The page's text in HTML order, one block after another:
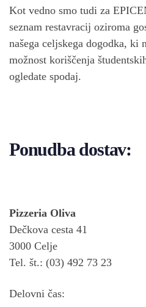
Kot vedno smo tudi za
seznam restavracij oziroma
našega celjskega dogodka, ki
možnost koriščenja
ogledate spodaj.
Ponudba dostav:
Pizzeria Oliva
Dečkova cesta 41
3000 Celje
Tel. št.: (03) 492 73 23
Delovni čas: